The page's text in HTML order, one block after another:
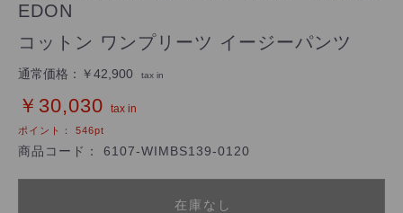
EDON
コットン ワンプリーツ イージーパンツ
通常価格： ￥42,900 tax in
￥30,030 tax in
ポイント： 546pt
商品コード： 6107-WIMBS139-0120
在庫なし